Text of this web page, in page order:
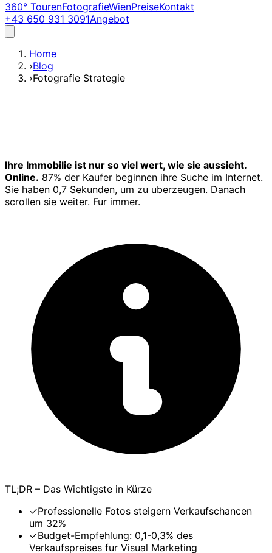
360° TourenFotografieWienPreiseKontakt
+43 650 931 3091Angebot
Home
›Blog
›Fotografie Strategie
Ihre Immobilie ist nur so viel wert, wie sie aussieht.
Online. 87% der Kaufer beginnen ihre Suche im Internet.
Sie haben 0,7 Sekunden, um zu uberzeugen. Danach
scrollen sie weiter. Fur immer.
TL;DR – Das Wichtigste in Kürze
✓Professionelle Fotos steigern Verkaufschancen
um 32%
✓Budget-Empfehlung: 0,1-0,3% des
Verkaufspreises fur Visual Marketing